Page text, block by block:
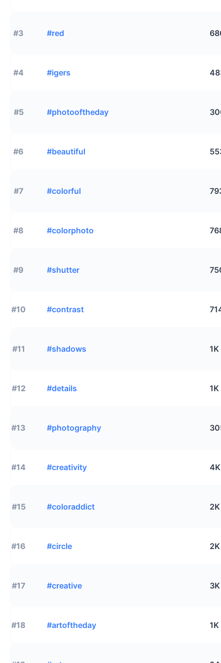
#3 #red
#4 #igers
#5 #photooftheday
#6 #beautiful
#7 #colorful
#8 #colorphoto
#9 #shutter
#10 #contrast
#11 #shadows 1K
#12 #details 1K
#13 #photography
#14 #creativity 4K
#15 #coloraddict 2K
#16 #circle 2K
#17 #creative 3K
#18 #artoftheday 1K